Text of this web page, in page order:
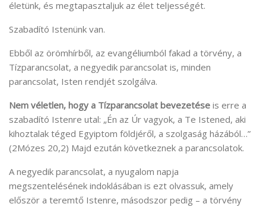
életünk, és megtapasztaljuk az élet teljességét.
Szabadító Istenünk van.
Ebből az örömhírből, az evangéliumból fakad a törvény, a
Tízparancsolat, a negyedik parancsolat is, minden
parancsolat, Isten rendjét szolgálva.
Nem véletlen, hogy a Tízparancsolat bevezetése is erre a
szabadító Istenre utal: „Én az Úr vagyok, a Te Istened, aki
kihoztalak téged Egyiptom földjéről, a szolgaság házából…”
(2Mózes 20,2) Majd ezután következnek a parancsolatok.
A negyedik parancsolat, a nyugalom napja
megszentelésének indoklásában is ezt olvassuk, amely
először a teremtő Istenre, másodszor pedig – a törvény